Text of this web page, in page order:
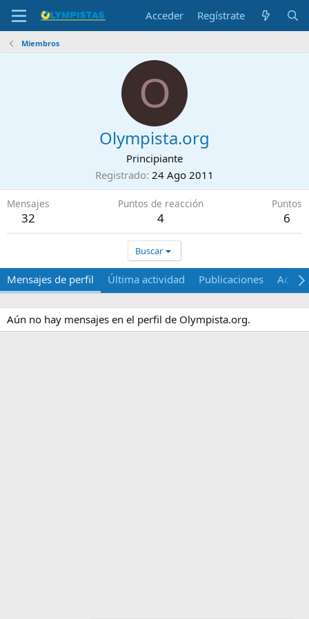
Acceder Regístrate
Miembros
O
Olympista.org
Principiante
Registrado 24 Ago 2011
Mensajes
32
Puntos de reacción
4
Puntos
6
Buscar
Mensajes de perfil Última actividad Publicaciones Acerca
Aún no hay mensajes en el perfil de Olympista.org.